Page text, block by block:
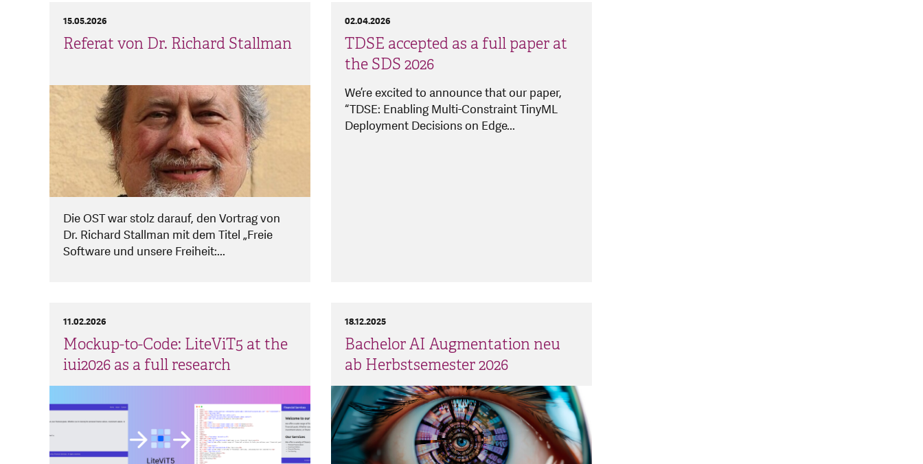
Referat von Dr. Richard Stallman
15.05.2026
Die OST war stolz darauf, den Vortrag von
Dr. Richard Stallman mit dem Titel „Freie
Software und unsere Freiheit:...
TDSE accepted as a full paper at
the SDS 2026
02.04.2026
We’re excited to announce that our paper,
“TDSE: Enabling Multi-Constraint TinyML
Deployment Decisions on Edge...
Mockup-to-Code: LiteViT5 at the
iui2026 as a full research
11.02.2026
Bachelor AI Augmentation neu
ab Herbstsemester 2026
18.12.2025